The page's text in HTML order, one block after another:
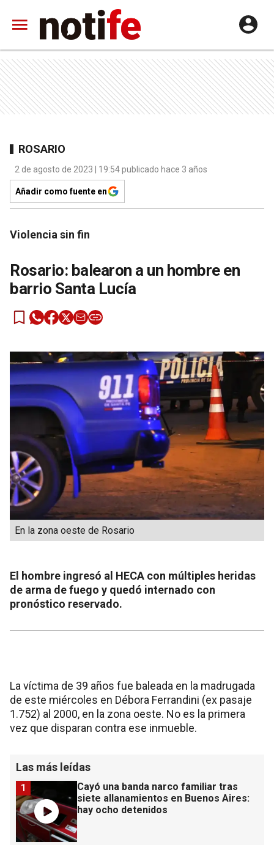
ROSARIO
2 de agosto de 2023 | 19:54 publicado hace 3 años
Añadir como fuente en
Violencia sin fin
Rosario: balearon a un hombre en
barrio Santa Lucía
En la zona oeste de Rosario
El hombre ingresó al HECA con múltiples heridas
de arma de fuego y quedó internado con
pronóstico reservado.
La víctima de 39 años fue baleada en la madrugada
de este miércoles en Débora Ferrandini (ex pasaje
1.752) al 2000, en la zona oeste. No es la primera
vez que disparan contra ese inmueble.
Las más leídas
Cayó una banda narco familiar tras
siete allanamientos en Buenos Aires:
hay ocho detenidos
1